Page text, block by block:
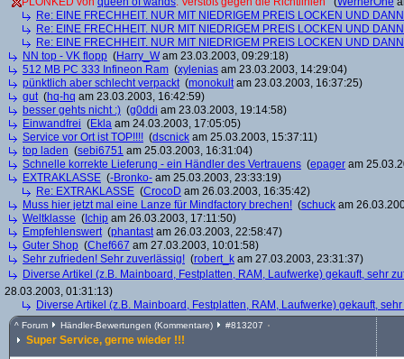
Re: EINE FRECHHEIT. NUR MIT NIEDRIGEM PREIS LOCKEN UND
Re: EINE FRECHHEIT. NUR MIT NIEDRIGEM PREIS LOCKEN UND
Re: EINE FRECHHEIT. NUR MIT NIEDRIGEM PREIS LOCKEN UND
NN top - VK flopp (Harry_Wam 23.03.2003, 09:29:18)
512 MB PC 333 Infineon Ram (xylenias am 23.03.2003, 14:29:04)
pünktlich aber schlecht verpackt(monokultam 23.03.2003, 16:37:25)
gut(hq-hq am 23.03.2003, 16:42:59)
besser gehts nicht :) (g0ddi am 23.03.2003, 19:14:58)
Einwandfrei (Ekla am 24.03.2003, 17:05:05)
Service vor Ort ist TOP!!!! (dscnick am 25.03.2003, 15:37:11)
top laden (sebi6751 am 25.03.2003, 16:31:04)
Schnelle korrekte Lieferung - ein Händler des Vertrauens (epager am
EXTRAKLASSE (-Bronko- am 25.03.2003, 23:33:19)
Re: EXTRAKLASSE (CrocoD am 26.03.2003, 16:35:42)
Muss hier jetzt mal eine Lanze für Mindfactory brechen! (schuck am
Weltklasse ( Ichip am 26.03.2003, 17:11:50)
Empfehlenswert(phantastam 26.03.2003, 22:58:47)
Guter Shop (Chef667 am 27.03.2003, 10:01:58)
Sehr zufrieden! Sehr zuverlässig! (robert_k am 27.03.2003, 23:31:37)
Diverse Artikel (z.B. Mainboard, Festplatten, RAM, Laufwerke) gekauft, sehr
28.03.2003, 01:31:13)
Diverse Artikel (z.B. Mainboard, Festplatten, RAM, Laufwerke) gekauft,
^ Forum Händler-Bewertungen (Kommentare) #813207
Super Service, gerne wieder !!!